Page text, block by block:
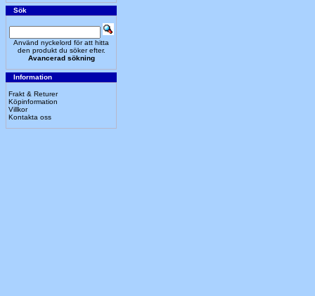
Sök
Använd nyckelord för att hitta
den produkt du söker efter.
Avancerad sökning
Information
Frakt & Returer
Köpinformation
Villkor
Kontakta oss